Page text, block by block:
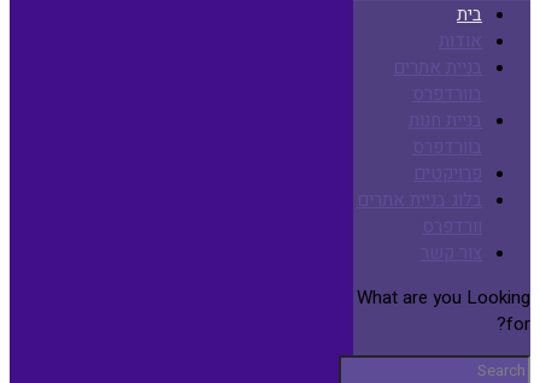
בית
אודות
בניית אתרים
בוורדפרס
בניית חנות
בוורדפרס
פרויקטים
בלוג בניית אתרים
וורדפרס
צור קשר
What are you Looking
for?